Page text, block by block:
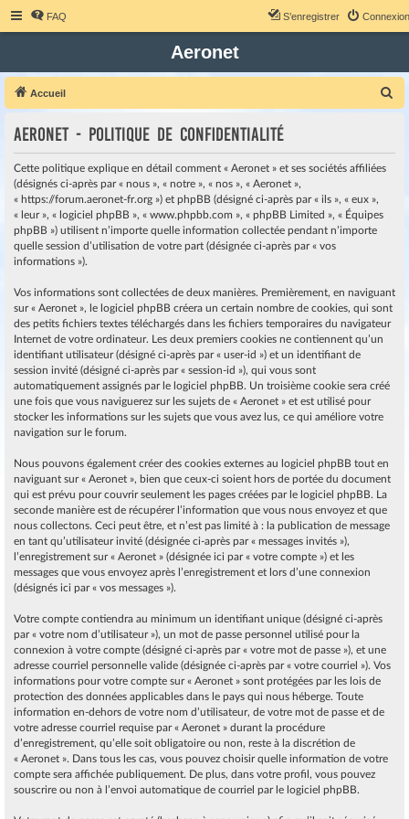
FAQ Connexion
S’enregistrer
Aeronet
Accueil
r
Aeronet - Politique de confidentialité
Cette politique explique en détail comment « Aeronet » et ses sociétés affiliées
(désignés ci-après par « nous », « notre », « nos », « Aeronet »,
« https://forum.aeronet-fr.org ») et phpBB (désigné ci-après par « ils », « eux »,
« leur », « logiciel phpBB », « www.phpbb.com », « phpBB Limited », « Équipes
phpBB ») utilisent n’importe quelle information collectée pendant n’importe
quelle session d’utilisation de votre part (désignée ci-après par « vos
informations »).
Vos informations sont collectées de deux manières. Premièrement, en naviguant
sur « Aeronet », le logiciel phpBB créera un certain nombre de cookies, qui sont
des petits fichiers textes téléchargés dans les fichiers temporaires du navigateur
Internet de votre ordinateur. Les deux premiers cookies ne contiennent qu’un
identifiant utilisateur (désigné ci-après par « user-id ») et un identifiant de
session invité (désigné ci-après par « session-id »), qui vous sont
automatiquement assignés par le logiciel phpBB. Un troisième cookie sera créé
une fois que vous naviguerez sur les sujets de « Aeronet » et est utilisé pour
stocker les informations sur les sujets que vous avez lus, ce qui améliore votre
navigation sur le forum.
Nous pouvons également créer des cookies externes au logiciel phpBB tout en
naviguant sur « Aeronet », bien que ceux-ci soient hors de portée du document
qui est prévu pour couvrir seulement les pages créées par le logiciel phpBB. La
seconde manière est de récupérer l’information que vous nous envoyez et que
nous collectons. Ceci peut être, et n’est pas limité à : la publication de message
en tant qu’utilisateur invité (désignée ci-après par « messages invités »),
l’enregistrement sur « Aeronet » (désignée ici par « votre compte ») et les
messages que vous envoyez après l’enregistrement et lors d’une connexion
(désignés ici par « vos messages »).
Votre compte contiendra au minimum un identifiant unique (désigné ci-après
par « votre nom d’utilisateur »), un mot de passe personnel utilisé pour la
connexion à votre compte (désigné ci-après par « votre mot de passe »), et une
adresse courriel personnelle valide (désignée ci-après par « votre courriel »). Vos
informations pour votre compte sur « Aeronet » sont protégées par les lois de
protection des données applicables dans le pays qui nous héberge. Toute
information en-dehors de votre nom d’utilisateur, de votre mot de passe et de
votre adresse courriel requise par « Aeronet » durant la procédure
d’enregistrement, qu’elle soit obligatoire ou non, reste à la discrétion de
« Aeronet ». Dans tous les cas, vous pouvez choisir quelle information de votre
compte sera affichée publiquement. De plus, dans votre profil, vous pouvez
souscrire ou non à l’envoi automatique de courriel par le logiciel phpBB.